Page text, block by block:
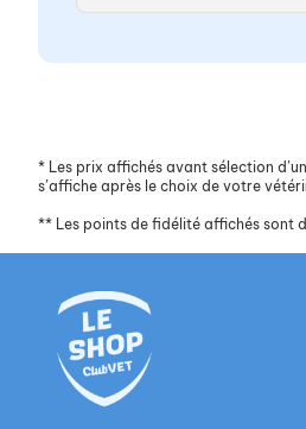
* Les prix affichés avant sélection
s’affiche après le choix de votre
** Les points de fidélité affichés sont